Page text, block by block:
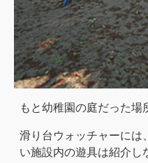
もと幼稚園の庭だった場
滑り台ウォッチャーには
い施設内の遊具は紹介し